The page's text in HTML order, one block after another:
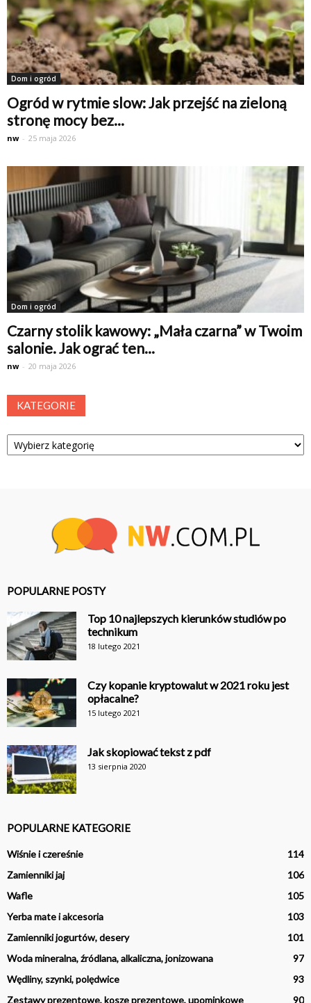
Dom i ogród
Ogród w rytmie slow: Jak przejść na zieloną
stronę mocy bez...
nw - 25 maja 2026
Dom i ogród
Czarny stolik kawowy: „Mała czarna” w Twoim
salonie. Jak ograć ten...
nw - 20 maja 2026
KATEGORIE
Kategorie
POPULARNE POSTY
Top 10 najlepszych kierunków studiów po
technikum
18 lutego 2021
Czy kopanie kryptowalut w 2021 roku jest
opłacalne?
15 lutego 2021
Jak skopiować tekst z pdf
13 sierpnia 2020
POPULARNE KATEGORIE
Wiśnie i czereśnie
114
Zamienniki jaj
106
Wafle
105
Yerba mate i akcesoria
103
Zamienniki jogurtów, desery
101
Woda mineralna, źródlana, alkaliczna, jonizowana
97
Wędliny, szynki, polędwice
93
Zestawy prezentowe, kosze prezentowe, upominkowe
90